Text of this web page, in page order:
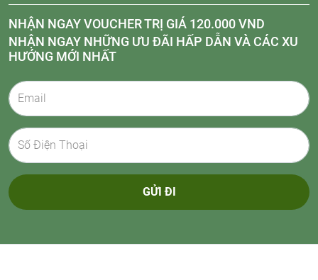
NHẬN NGAY VOUCHER TRỊ GIÁ 120.000 VND
NHẬN NGAY NHỮNG ƯU ĐÃI HẤP DẪN VÀ CÁC XU
HƯỚNG MỚI NHẤT
GỬI ĐI